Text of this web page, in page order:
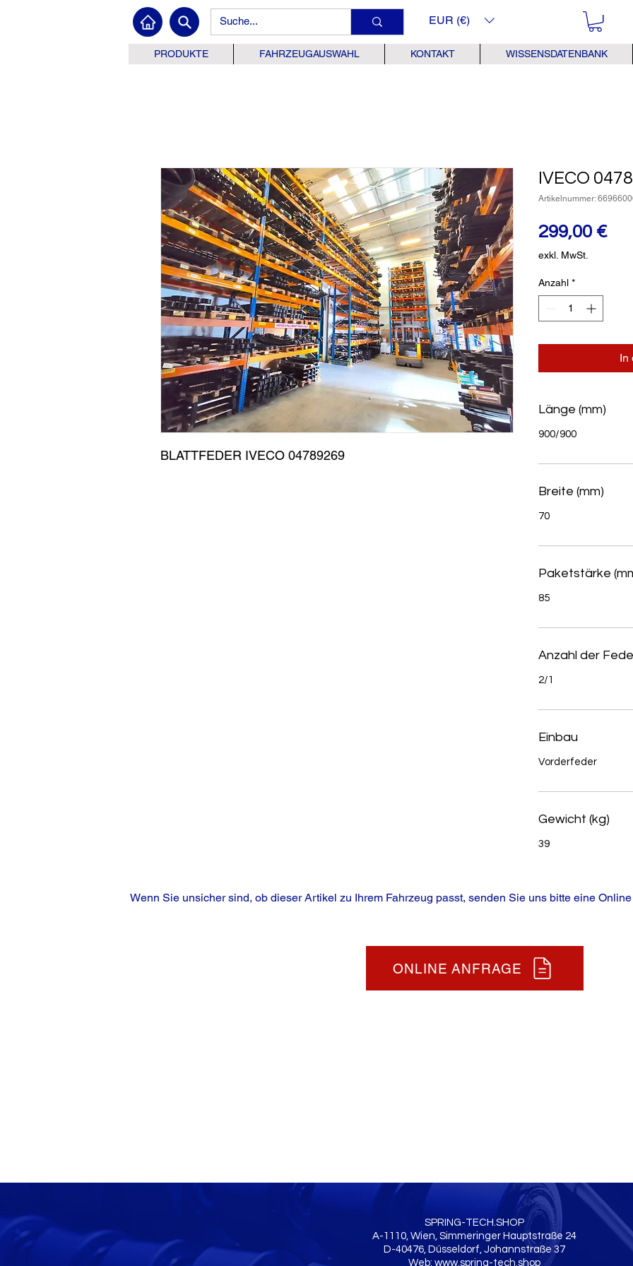
EUR (€)
PRODUKTE FAHRZEUGAUSWAHL KONTAKT WISSENSDATENBANK
BLATTFEDER IVECO 04789269
IVECO
Artikelnummer:
299,00 €
exkl. MwSt.
Anzahl *
In
Länge (mm)
900/900
Breite (mm)
70
Paketstärke
85
Anzahl der
2/1
Einbau
Vorderfeder
Gewicht (kg)
39
Wenn Sie unsicher sind, ob dieser Artikel zu Ihrem Fahrzeug passt, senden Sie uns bitte eine
ONLINE ANFRAGE
SPRING-TECH.SHOP
A-1110, Wien, Simmeringer Hauptstraße 24
D-40476, Düsseldorf, Johannstraße 37
Web: www.spring-tech.shop